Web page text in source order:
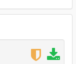
Theft Auto
x64/levels/gt